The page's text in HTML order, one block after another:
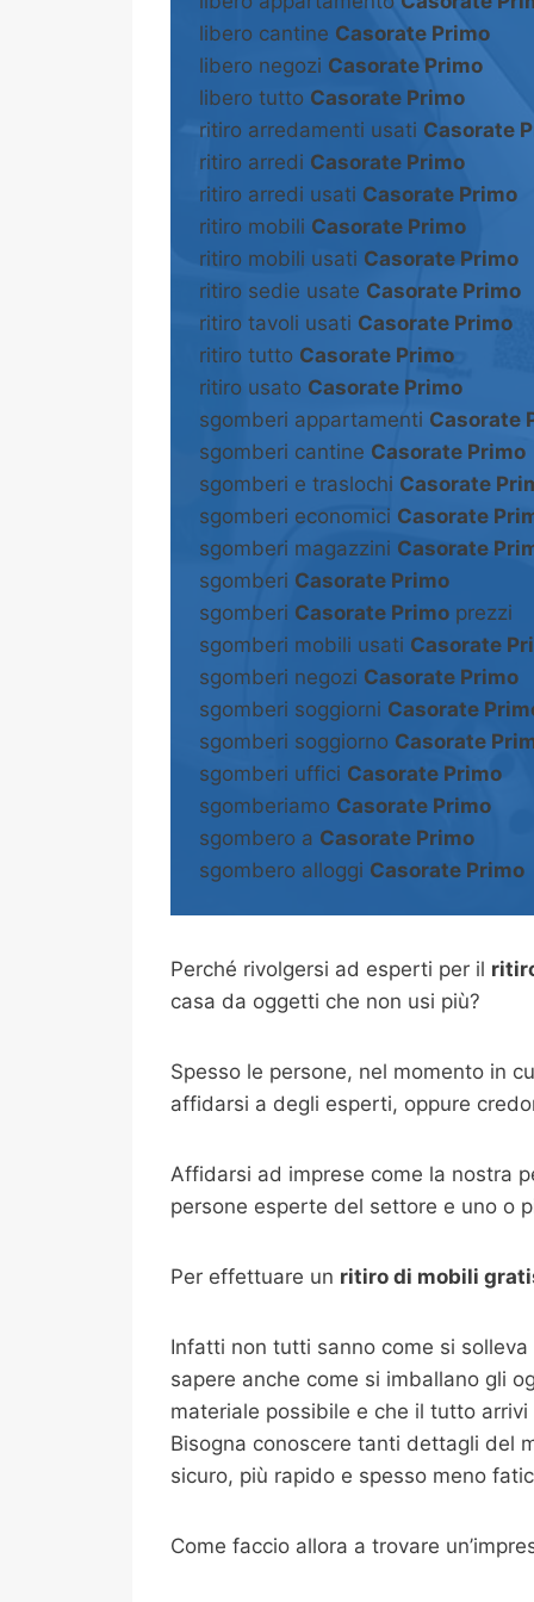
libero cantine Casorate Primo
libero negozi Casorate Primo
libero tutto Casorate Primo
ritiro arredamenti usati Casorate
ritiro arredi Casorate Primo
ritiro arredi usati Casorate Primo
ritiro mobili Casorate Primo
ritiro mobili usati Casorate Primo
ritiro sedie usate Casorate Primo
ritiro tavoli usati Casorate Primo
ritiro tutto Casorate Primo
ritiro usato Casorate Primo
sgomberi appartamenti Casorate
sgomberi cantine Casorate Primo
sgomberi e traslochi Casorate
sgomberi economici Casorate
sgomberi magazzini Casorate
sgomberi Casorate Primo
sgomberi Casorate Primo prezzi
sgomberi mobili usati Casorate
sgomberi negozi Casorate Primo
sgomberi soggiorni Casorate
sgomberi soggiorno Casorate
sgomberi uffici Casorate Primo
sgomberiamo Casorate Primo
sgombero a Casorate Primo
sgombero alloggi Casorate Primo
Perché rivolgersi ad esperti per il
casa da oggetti che non usi più?
Spesso le persone, nel momento in
affidarsi a degli esperti, oppure
Affidarsi ad imprese come la nostra
persone esperte del settore e uno o
Per effettuare un ritiro di mobili
Infatti non tutti sanno come si
sapere anche come si imballano gli
materiale possibile e che il tutto
Bisogna conoscere tanti dettagli del
sicuro, più rapido e spesso meno
Come faccio allora a trovare